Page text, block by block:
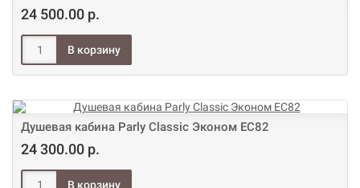
24 500.00 р.
Душевая кабина Parly Classic Эконом EC82
24 300.00 р.